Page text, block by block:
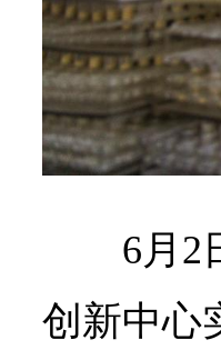
6月2
创新中心